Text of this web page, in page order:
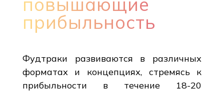
прибыльность
Фудтраки развиваются в различных
форматах и концепциях, стремясь к
прибыльности в течение 18-20